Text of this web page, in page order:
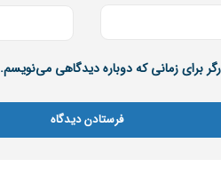
برای زمانی که دوباره دیدگاهی می‌نویسم.